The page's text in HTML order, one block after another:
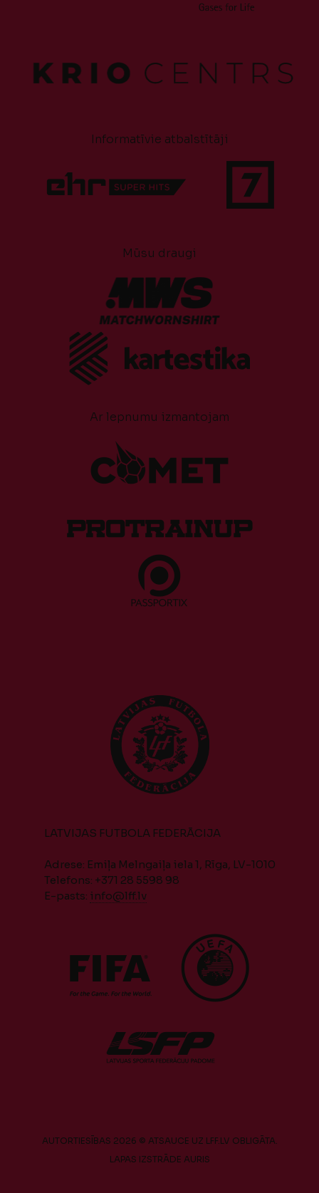
Informatīvie atbalstītāji
Mūsu draugi
Ar lepnumu izmantojam
LATVIJAS FUTBOLA FEDERĀCIJA
Adrese: Emiļa Melngaiļa iela 1, Rīga, LV-1010
Telefons: +371 28 5598 98
E-pasts: info@lff.lv
AUTORTIESĪBAS 2026 © ATSAUCE UZ LFF.LV OBLIGĀTA.
LAPAS IZSTRĀDE AURIS